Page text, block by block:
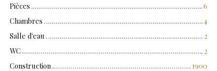
Pièces
6
Chambres
4
Salle d'eau
2
WC
2
Construction
1900